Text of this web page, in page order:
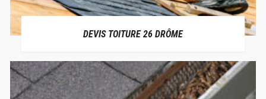
DEVIS TOITURE 26 DRÔME